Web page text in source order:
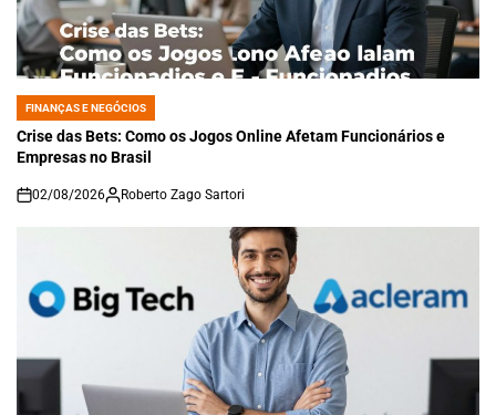
POSTED
IN
FINANÇAS E NEGÓCIOS
Crise das Bets: Como os Jogos Online Afetam Funcionários e
Empresas no Brasil
on
02/08/2026 Roberto Zago Sartori